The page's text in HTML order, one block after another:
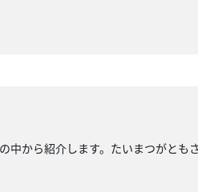
から紹介します。たいまつがとも